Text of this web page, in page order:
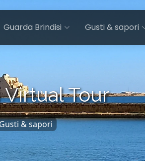
Guarda Brindisi Gusti & sapori
Tour
& sapori